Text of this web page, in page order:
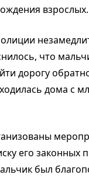
взрослых.
что
дорогу
дома с
его законных
был